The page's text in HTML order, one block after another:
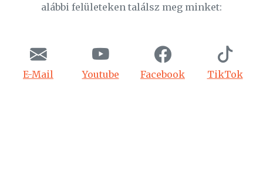
alábbi felületeken találsz meg minket:
E-Mail Youtube Facebook TikTok